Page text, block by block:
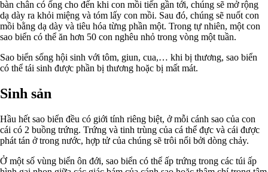
bàn chân có ống cho đến khi con mồi tiến gần tới, chúng sẽ mở rộng
dạ dày ra khỏi miệng và tóm lấy con mồi. Sau đó, chúng sẽ nuốt con
mồi bằng dạ dày và tiêu hóa từng phần một. Trong tự nhiên, một con
sao biển có thể ăn hơn 50 con nghêu nhỏ trong vòng một tuần.
Sao biển sống hội sinh với tôm, giun, cua,… khi bị thương, sao biển
có thể tái sinh được phần bị thương hoặc bị mất mát.
Sinh sản
Hầu hết sao biển đều có giới tính riêng biệt, ở mỗi cánh sao của con
cái có 2 buồng trứng. Trứng và tinh trùng của cá thể đực và cái được
phát tán ở trong nước, hợp tử của chúng sẽ trôi nổi bởi dòng chảy.
Ở một số vùng biển ôn đới, sao biển có thể ấp trứng trong các túi ấp